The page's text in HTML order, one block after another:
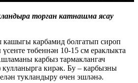
торган катнашма ясау
кашыгы карбамид болгатып сироп
төбеннән 10-15 см ераклыкта
карбыз тармаклангач
кирәк. Бу – карбызны
тукландыру өчен эшләнә.